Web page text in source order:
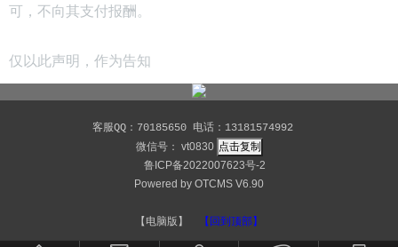
可，不向其支付报酬。
仅以此声明，作为告知
客服QQ：70185650 电话：13181574992
微信号： vt0830 点击复制
鲁ICP备2022007623号-2
Powered by OTCMS V6.90
【电脑版】 【回到顶部】